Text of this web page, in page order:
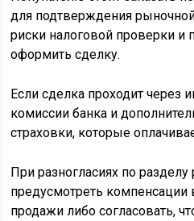
для подтверждения
риски налоговой проверки и
оформить сделку.
Если сделка проходит через
комиссии банка и
страховки, которые
При разногласиях по
предусмотреть компенсации
продажи либо согласовать,